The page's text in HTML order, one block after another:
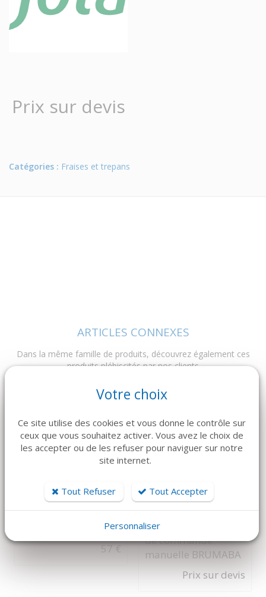
Prix sur devis
Catégories : Fraises et trepans
ARTICLES CONNEXES
Dans la même famille de produits, découvrez également ces
produits plébiscités par nos clients
DÉTAILS
ÉCARTEUR
57 €
DÉTAILS
BRUMABA
TO Support flexible
de commande
manuelle BRUMABA
Prix sur devis
Votre choix
Ce site utilise des cookies et vous donne le contrôle sur
ceux que vous souhaitez activer. Vous avez le choix de
les accepter ou de les refuser pour naviguer sur notre
site internet.
Tout Refuser Tout Accepter
Personnaliser